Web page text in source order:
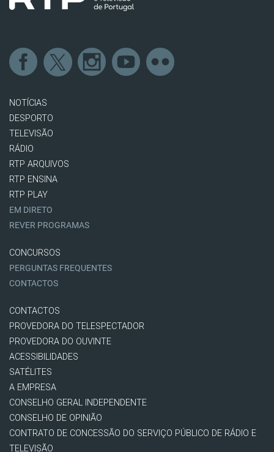
NOTÍCIAS
DESPORTO
TELEVISÃO
RÁDIO
RTP ARQUIVOS
RTP ENSINA
RTP PLAY
EM DIRETO
REVER PROGRAMAS
CONCURSOS
PERGUNTAS FREQUENTES
CONTACTOS
CONTACTOS
PROVEDORA DO TELESPECTADOR
PROVEDORA DO OUVINTE
ACESSIBILIDADES
SATÉLITES
A EMPRESA
CONSELHO GERAL INDEPENDENTE
CONSELHO DE OPINIÃO
CONTRATO DE CONCESSÃO DO SERVIÇO PÚBLICO DE RÁDIO E
TELEVISÃO